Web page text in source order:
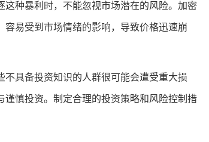
种暴利时，不能忽视市场潜在的风险。加密
易受到市场情绪的影响，导致价格迅速崩
具备投资知识的人群很可能会遭受重大损
慎投资。制定合理的投资策略和风险控制措